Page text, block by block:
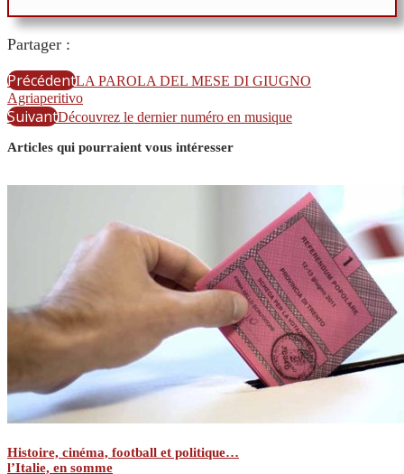
Partager :
PrécédentLA PAROLA DEL MESE DI GIUGNO
Agriaperitivo
SuivantDécouvrez le dernier numéro en musique
Articles qui pourraient vous intéresser
Histoire, cinéma, football et politique…
l’Italie, en somme